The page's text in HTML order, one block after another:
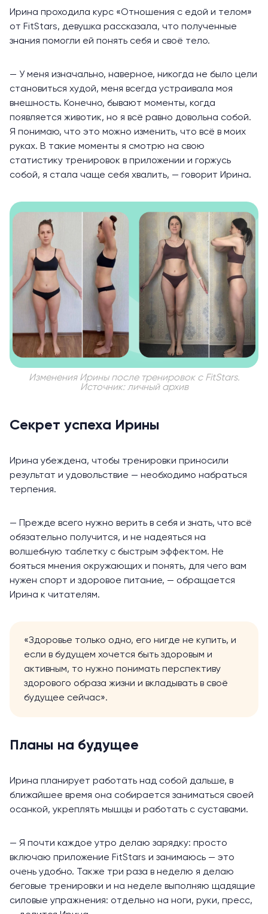
Ирина проходила курс «Отношения с едой и телом»
от FitStars, девушка рассказала, что полученные
знания помогли ей понять себя и своё тело.
— У меня изначально, наверное, никогда не было цели
становиться худой, меня всегда устраивала моя
внешность. Конечно, бывают моменты, когда
появляется животик, но я всё равно довольна собой.
Я понимаю, что это можно изменить, что всё в моих
руках. В такие моменты я смотрю на свою
статистику тренировок в приложении и горжусь
собой, я стала чаще себя хвалить, — говорит Ирина.
Изменения Ирины после тренировок с FitStars.
Источник: личный архив
Секрет успеха Ирины
Ирина убеждена, чтобы тренировки приносили
результат и удовольствие — необходимо набраться
терпения.
— Прежде всего нужно верить в себя и знать, что всё
обязательно получится, и не надеяться на
волшебную таблетку с быстрым эффектом. Не
бояться мнения окружающих и понять, для чего вам
нужен спорт и здоровое питание, — обращается
Ирина к читателям.
«Здоровье только одно, его нигде не купить, и
если в будущем хочется быть здоровым и
активным, то нужно понимать перспективу
здорового образа жизни и вкладывать в своё
будущее сейчас».
Планы на будущее
Ирина планирует работать над собой дальше, в
ближайшее время она собирается заниматься своей
осанкой, укреплять мышцы и работать с суставами.
— Я почти каждое утро делаю зарядку: просто
включаю приложение FitStars и занимаюсь — это
очень удобно. Также три раза в неделю я делаю
беговые тренировки и на неделе выполняю щадящие
силовые упражнения: отдельно на ноги, руки, пресс,